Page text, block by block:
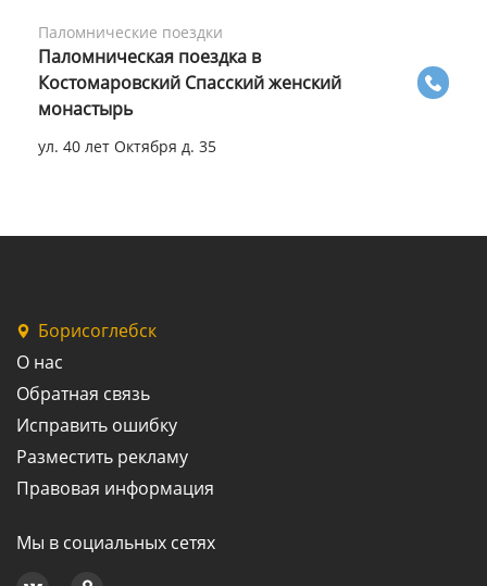
Паломнические поездки
Паломническая поездка в
Костомаровский Спасский женский
монастырь
ул. 40 лет Октября д. 35
Борисоглебск
О нас
Обратная связь
Исправить ошибку
Разместить рекламу
Правовая информация
Мы в социальных сетях